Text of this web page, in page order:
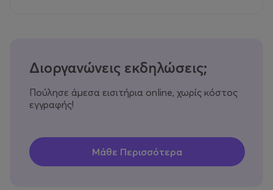
Διοργανώνεις εκδηλώσεις;
Πούλησε άμεσα εισιτήρια online, χωρίς κόστος
εγγραφής!